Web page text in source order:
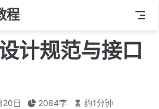
程
计规范与接口
20日 2084字 约1分钟